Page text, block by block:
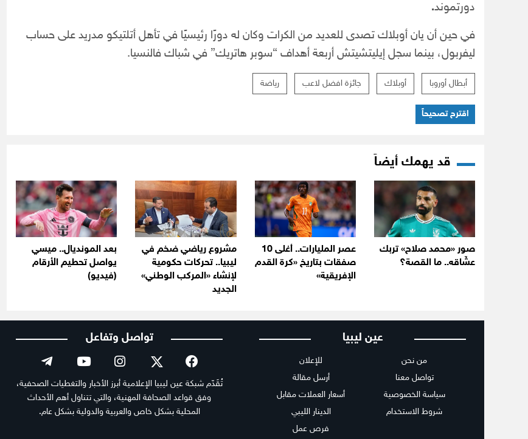
دورتموند.
في حين أن يان أوبلاك تصدى للعديد من الكرات وكان له دورًا رئيسيًا في تأهل أتلتيكو مدريد على حساب
ليفربول، بينما سجل إيليتشيتش أربعة أهداف “سوبر هاتريك” في شباك فالنسيا.
أبطال أوروبا أوبلاك جائزة افضل لاعب رياضة
اقترح تصحيحاً
قد يهمك أيضاً
صور «محمد صلاح» تربك
عشّاقه.. ما القصة؟
عصر المليارات.. أغلى 10
صفقات بتاريخ «كرة القدم
الإفريقية»
مشروع رياضي ضخم في
ليبيا.. تحركات حكومية
لإنشاء «المركب الوطني»
الجديد
بعد المونديال.. ميسي
يواصل تحطيم الأرقام
(فيديو)
عين ليبيا
من نحن
تواصل معنا
سياسة الخصوصية
شروط الاستخدام
للإعلان
أرسل مقالة
أسعار العملات مقابل
الدينار الليبي
فرص عمل
تواصل وتفاعل
تُقَدّم شبكة عين ليبيا الإعلامية أبرز الأخبار والتغطيات الصحفية،
وفق قواعد الصحافة المهنية، والتي تتناول أهم الأحداث
المحلية بشكل خاص والعربية والدولية بشكل عام.